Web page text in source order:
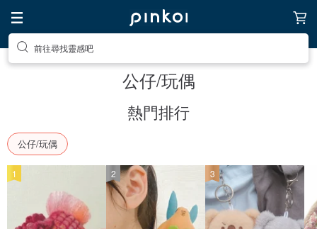
前往尋找靈感吧
公仔/玩偶
熱門排行
公仔/玩偶
1 2 3